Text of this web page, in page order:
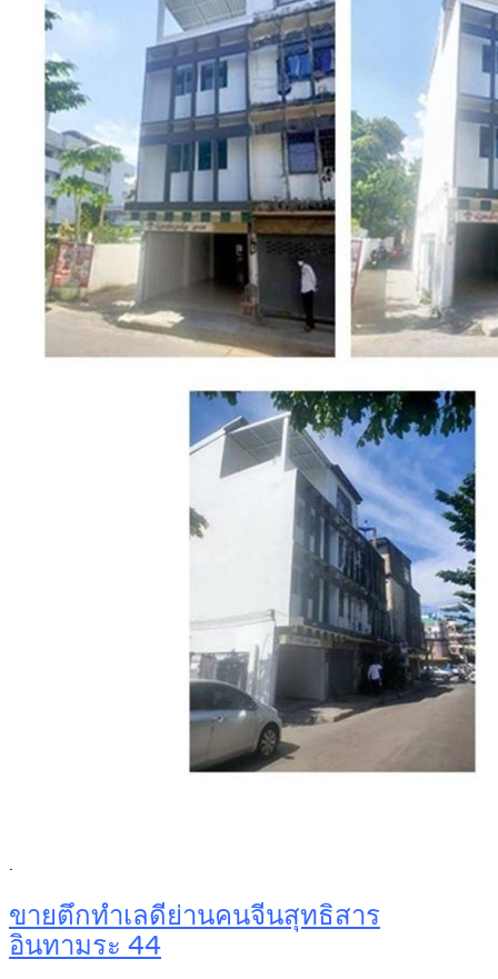
.
ขายตึกทำเลดีย่านคนจีนสุทธิสาร
อินทามระ 44